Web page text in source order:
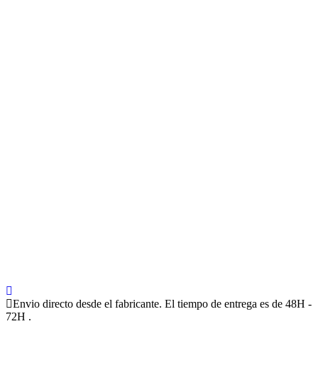
Envio directo desde el fabricante. El tiempo de entrega es de 48H -
72H .